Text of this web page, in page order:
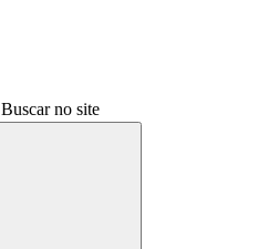
Buscar no site